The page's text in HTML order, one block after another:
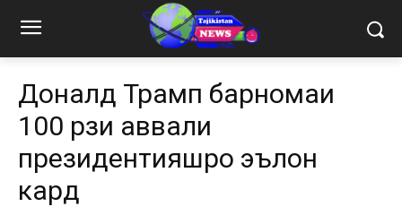
Доналд Трамп барномаи
100 рӯзи аввали
президентияшро эълон
кард